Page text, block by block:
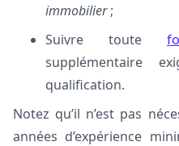
immobilier;
Suivre toute
supplémentaire
qualification.
Notez qu’il n’est pas
années d’expérience